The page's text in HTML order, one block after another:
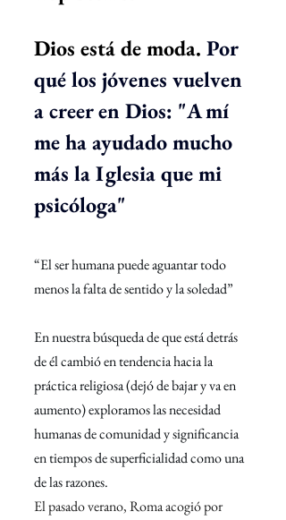
Dios está de moda. Por
qué los jóvenes vuelven
a creer en Dios: "A mí
me ha ayudado mucho
más la Iglesia que mi
psicóloga"
“El ser humana puede aguantar todo
menos la falta de sentido y la soledad”
En nuestra búsqueda de que está detrás
de él cambió en tendencia hacia la
práctica religiosa (dejó de bajar y va en
aumento) exploramos las necesidad
humanas de comunidad y significancia
en tiempos de superficialidad como una
de las razones.
El pasado verano, Roma acogió por